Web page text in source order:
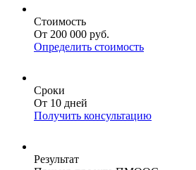
Стоимость
От 200 000 руб.
Определить стоимость
Сроки
От 10 дней
Получить консультацию
Результат